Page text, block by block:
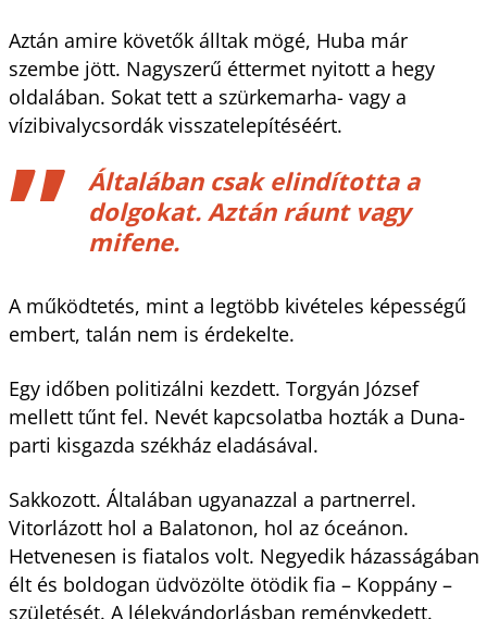
Aztán amire követők álltak mögé, Huba már
szembe jött. Nagyszerű éttermet nyitott a hegy
oldalában. Sokat tett a szürkemarha- vagy a
vízibivalycsordák visszatelepítéséért.
Általában csak elindította a
dolgokat. Aztán ráunt vagy
mifene.
A működtetés, mint a legtöbb kivételes képességű
embert, talán nem is érdekelte.
Egy időben politizálni kezdett. Torgyán József
mellett tűnt fel. Nevét kapcsolatba hozták a Duna-
parti kisgazda székház eladásával.
Sakkozott. Általában ugyanazzal a partnerrel.
Vitorlázott hol a Balatonon, hol az óceánon.
Hetvenesen is fiatalos volt. Negyedik házasságában
élt és boldogan üdvözölte ötödik fia – Koppány –
születését. A lélekvándorlásban reménykedett.